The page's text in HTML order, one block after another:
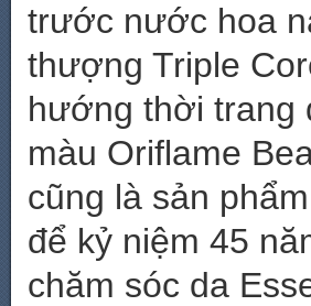
trước nước hoa
thượng Triple
hướng thời trang
màu Oriflame
cũng là sản
để kỷ niệm 45
chăm sóc da